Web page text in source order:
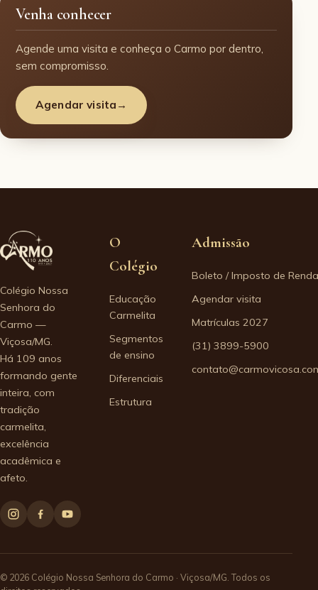
Venha conhecer
Agende uma visita e conheça o Carmo por dentro,
sem compromisso.
Agendar visita →
Colégio Nossa
Senhora do
Carmo —
Viçosa/MG.
Há 109 anos
formando gente
inteira, com
tradição
carmelita,
excelência
acadêmica e
afeto.
O
Colégio
Educação
Carmelita
Segmentos
de ensino
Diferenciais
Estrutura
Admissão
Boleto / Imposto de Renda
Agendar visita
Matrículas 2027
(31) 3899-5900
© 2026 Colégio Nossa Senhora do Carmo · Viçosa/MG. Todos os